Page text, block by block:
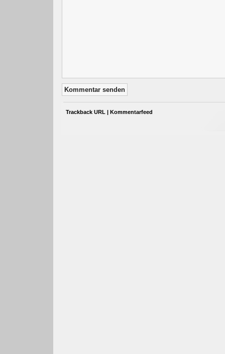
Trackback URL | Kommentarfeed